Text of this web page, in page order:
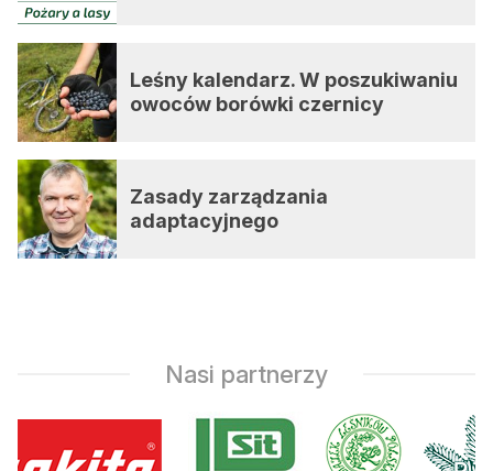
Leśny kalendarz. W poszukiwaniu
owoców borówki czernicy
Zasady zarządzania
adaptacyjnego
Nasi partnerzy